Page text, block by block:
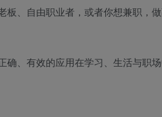
板、自由职业者，或者你想兼职，
、有效的应用在学习、生活与职